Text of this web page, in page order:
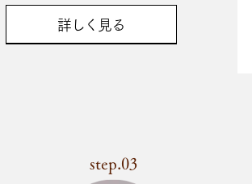
詳しく見る
step.03